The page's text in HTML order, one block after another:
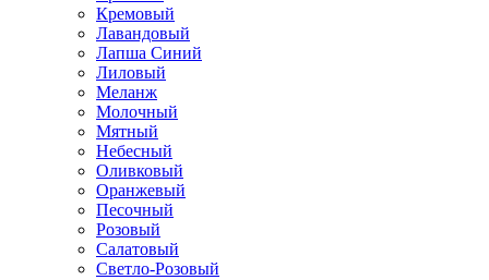
Кремовый
Лавандовый
Лапша Синий
Лиловый
Меланж
Молочный
Мятный
Небесный
Оливковый
Оранжевый
Песочный
Розовый
Салатовый
Светло-Розовый